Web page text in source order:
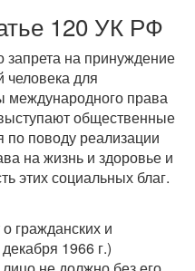
120 УК РФ
запрета на принуждение
человека для
международного права
общественные
поводу реализации
на жизнь и здоровье и
этих социальных благ.
гражданских и
1966 г.)